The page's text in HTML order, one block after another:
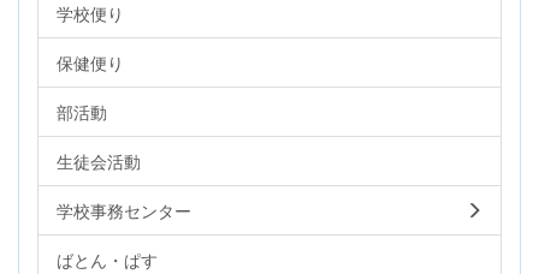
学校便り
保健便り
部活動
生徒会活動
学校事務センター
ばとん・ぱす